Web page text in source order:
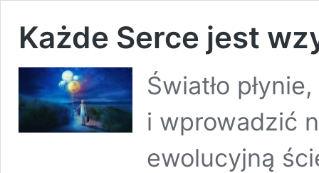
Każde Serce jest
Światło
i wprowadzić
ewolucyjną